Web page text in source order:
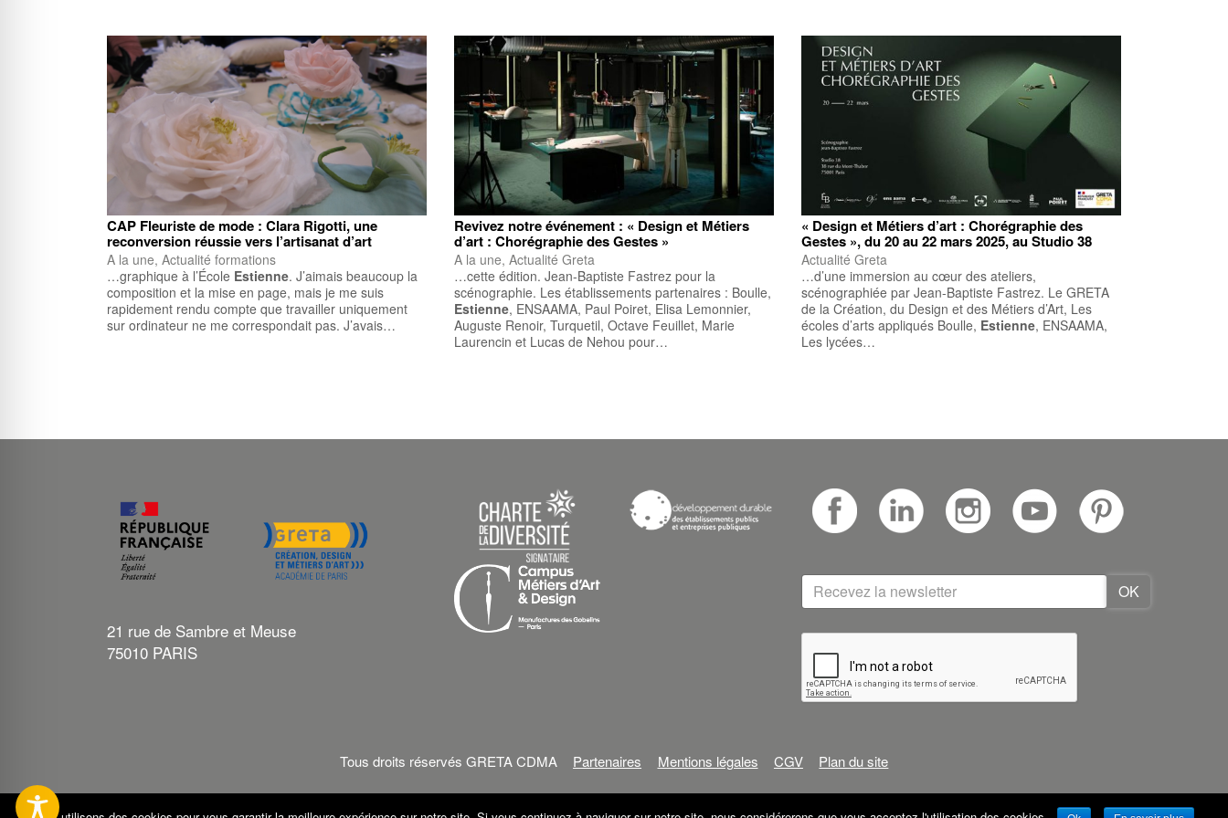
CAP Fleuriste de mode : Clara Rigotti, une
reconversion réussie vers l’artisanat d’art
A la une, Actualité formations
…graphique à l’École Estienne. J’aimais beaucoup la
composition et la mise en page, mais je me suis
rapidement rendu compte que travailler uniquement
sur ordinateur ne me correspondait pas. J’avais…
Revivez notre événement : « Design et Métiers
d’art : Chorégraphie des Gestes »
A la une, Actualité Greta
…cette édition. Jean-Baptiste Fastrez pour la
scénographie. Les établissements partenaires : Boulle,
Estienne, ENSAAMA, Paul Poiret, Elisa Lemonnier,
Auguste Renoir, Turquetil, Octave Feuillet, Marie
Laurencin et Lucas de Nehou pour…
« Design et Métiers d’art : Chorégraphie des
Gestes », du 20 au 22 mars 2025, au Studio 38
Actualité Greta
…d’une immersion au cœur des ateliers,
scénographiée par Jean-Baptiste Fastrez. Le GRETA
de la Création, du Design et des Métiers d’Art, Les
écoles d’arts appliqués Boulle, Estienne, ENSAAMA,
Les lycées…
21 rue de Sambre et Meuse
75010 PARIS
Tous droits réservés GRETA CDMA Partenaires Mentions légales CGV Plan du site